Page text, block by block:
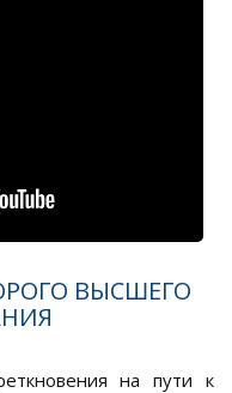
ВЫСШЕГО
на пути к